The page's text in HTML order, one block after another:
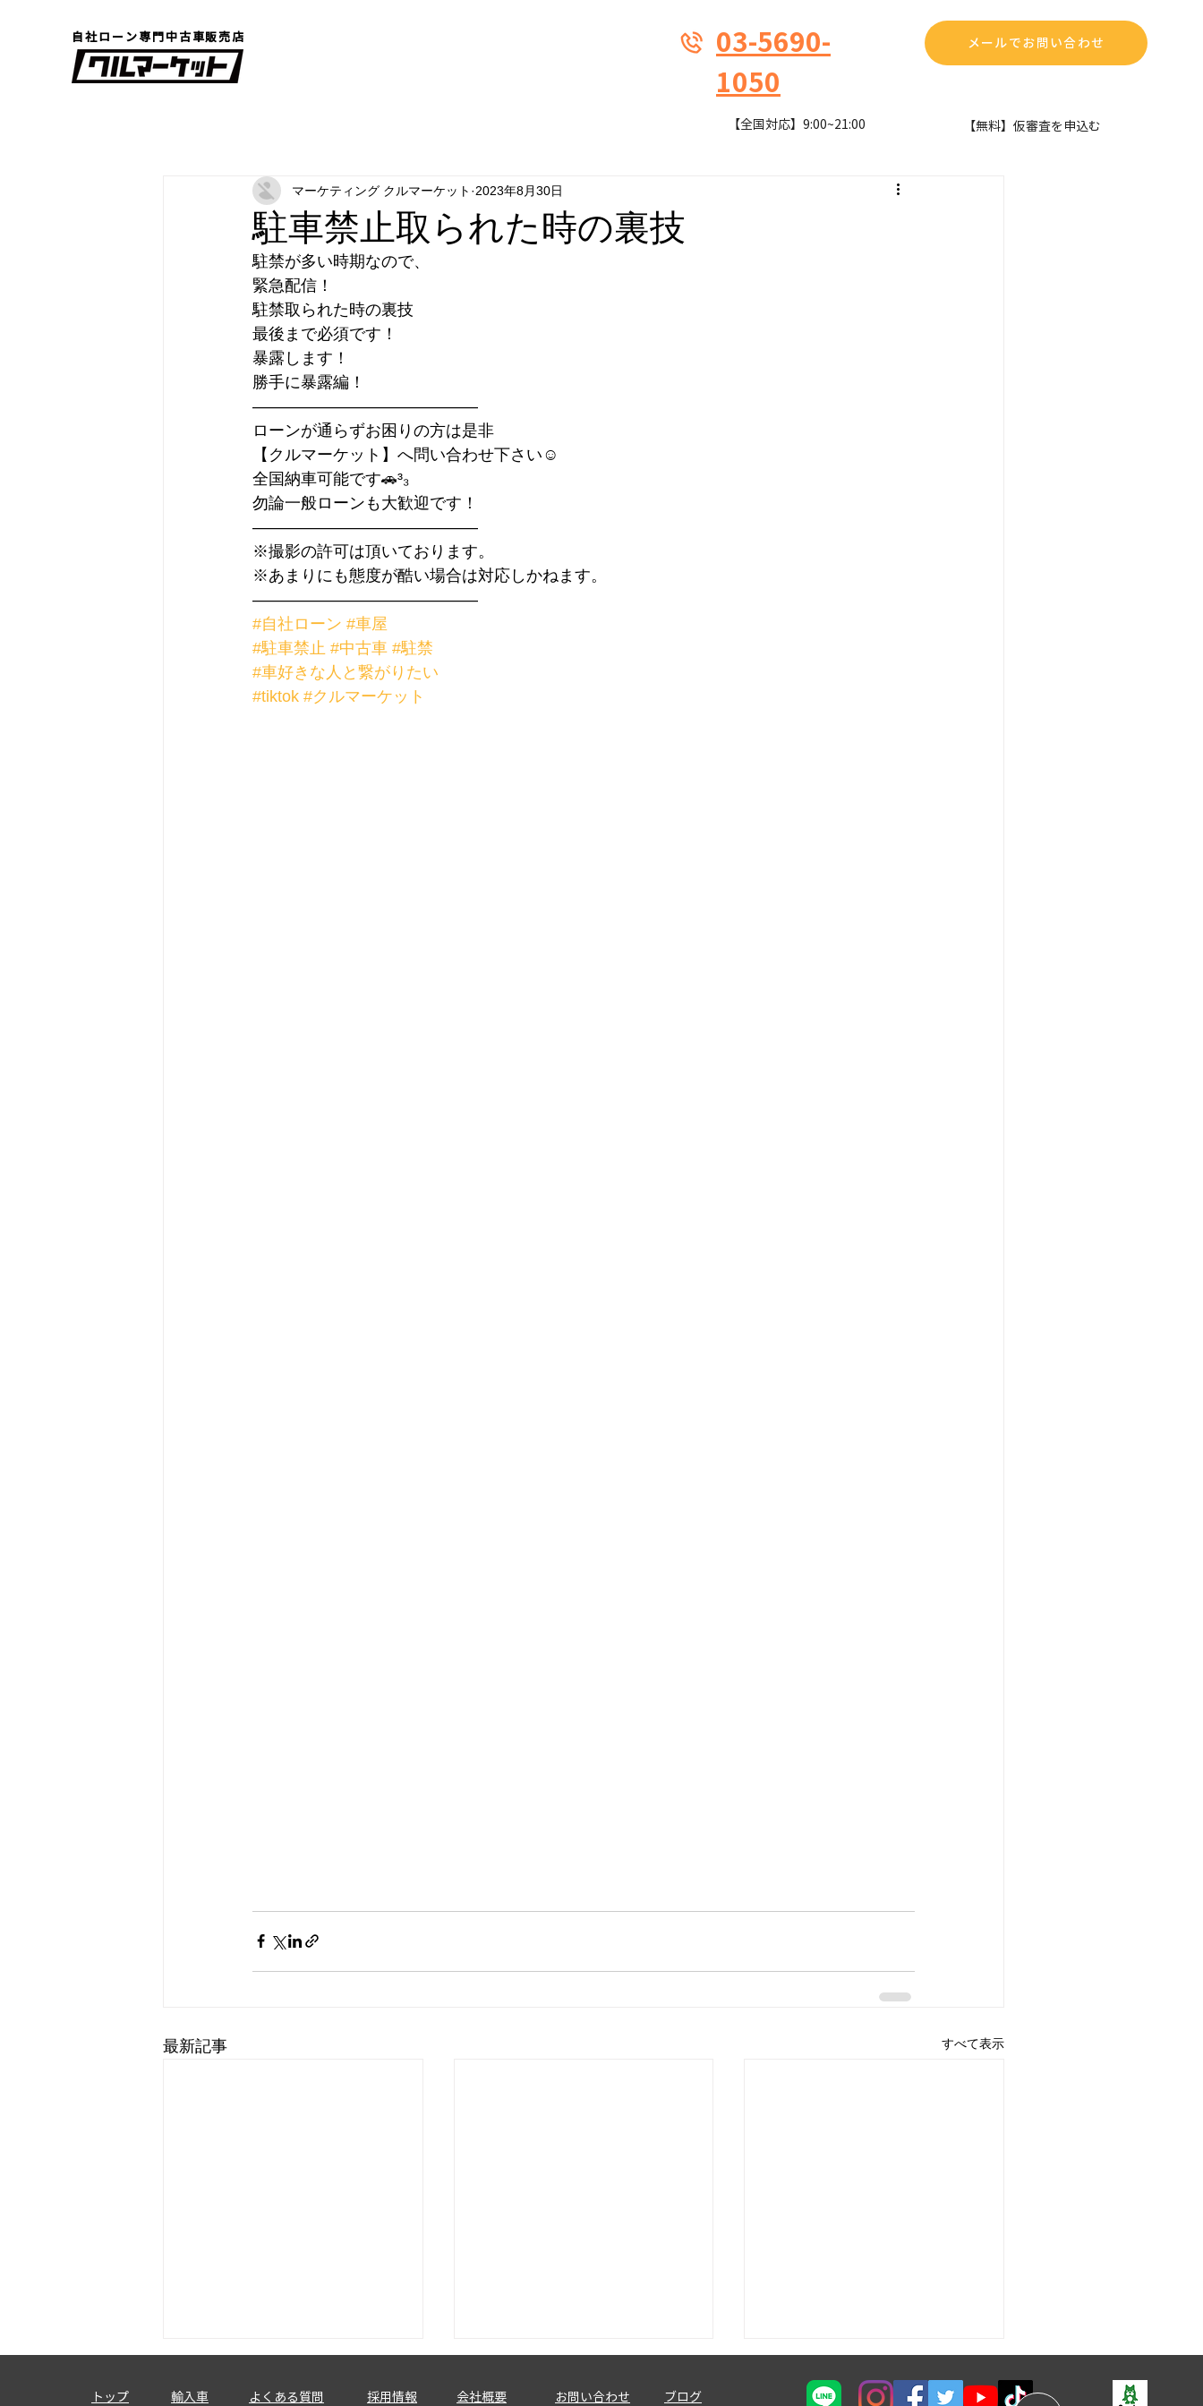
自社ローン専門中古車販売店
03-5690-
1050
【全国対応】9:00~21:00
メールでお問い合わせ
​【無料】仮審査を申込む
駐車禁止取られた時の裏技
マーケティング クルマーケット 2023年8月30日
駐禁が多い時期なので、
緊急配信！
駐禁取られた時の裏技
最後まで必須です！
暴露します！
勝手に暴露編！
——————————————
ローンが通らずお困りの方は是非
【クルマーケット】へ問い合わせ下さい☺️
全国納車可能です🚗³₃
勿論一般ローンも大歓迎です！
——————————————
※撮影の許可は頂いております。
※あまりにも態度が酷い場合は対応しかねます。
——————————————
#自社ローン #車屋
#駐車禁止 #中古車 #駐禁
#車好きな人と繋がりたい
#tiktok #クルマーケット
最新記事 すべて表示
トップ ​よくある質問
輸入車 採用情報 お問い合わせ
会社概要 ブログ